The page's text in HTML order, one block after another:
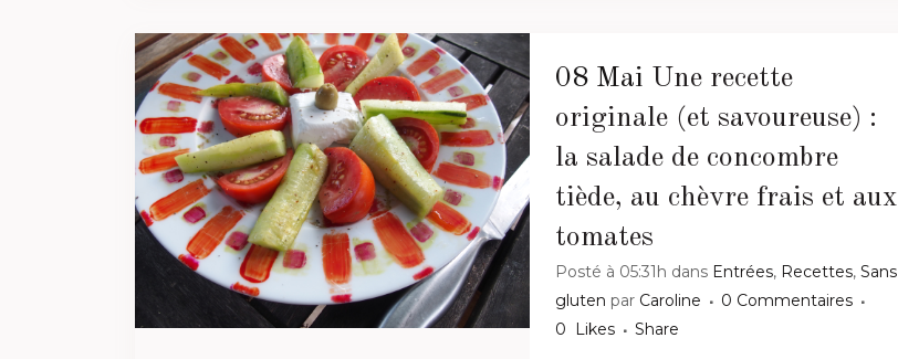
08 Mai Une recette
originale (et savoureuse) :
la salade de concombre
tiède, au chèvre frais et aux
tomates
Posté à 05:31h dans Entrées, Recettes, Sans
gluten par Caroline
0 Commentaires
0
Likes Share